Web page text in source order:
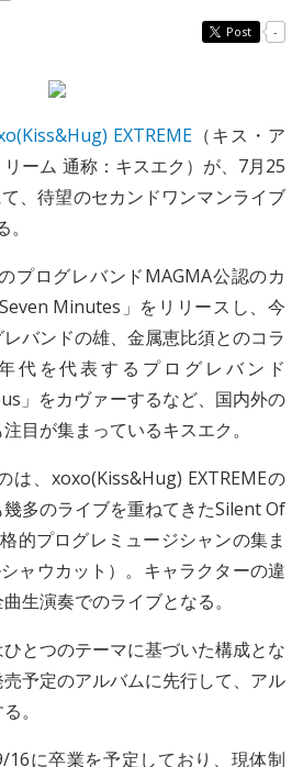
Post -
EXTREME （キス・ア
ーム 通称：キスエク）が、7月25
、待望のセカンドワンマンライブ
プログレバンドMAGMA公認のカ
Minutes」をリリースし、今
バンドの雄、金属恵比須とのコラ
代を代表するプログレバンド
」をカヴァーするなど、国内外の
目が集まっているキスエク。
は、xoxo(Kiss&Hug) EXTREMEの
多のライブを重ねてきたSilent Of
的プログレミュージシャンの集ま
ャウカット）。キャラクターの違
生演奏でのライブとなる。
とつのテーマに基づいた構成とな
予定のアルバムに先行して、アル
。
16に卒業を予定しており、現体制